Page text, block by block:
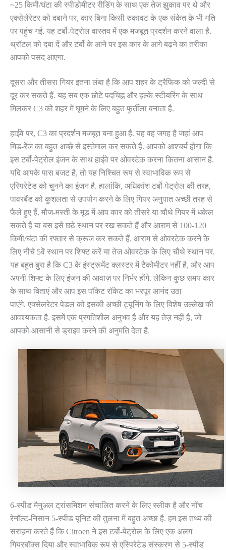
~25 किमी/घंटा की स्पीडोमीटर रीडिंग के साथ एक तेज झुकाव पर थे और
एक्सेलेरेटर को दबाने पर, कार बिना किसी रुकावट के एक संकेत के भी गति
पर पहुंच गई. यह टर्बो-पेट्रोल वास्तव में एक मजबूत प्रदर्शन करने वाला है.
थ्रॉटल को दबा दें और टर्बो के आने पर इस कार के आगे बढ़ने का तरीका
आपको पसंद आएगा.
दूसरा और तीसरा गियर इतना लंबा है कि आप शहर के ट्रैफिक को जल्दी से
दूर कर सकते हैं. यह सब एक छोटे पदचिह्न और हल्के स्टीयरिंग के साथ
मिलकर C3 को शहर में घूमने के लिए बहुत फुर्तीला बनाता है.
हाईवे पर, C3 का प्रदर्शन मजबूत बना हुआ है. यह वह जगह है जहां आप
मिड-रेंज का बहुत अच्छे से इस्तेमाल कर सकते हैं. आपको आश्चर्य होगा कि
इस टर्बो-पेट्रोल इंजन के साथ हाईवे पर ओवरटेक करना कितना आसान है.
यदि आपके पास बजट है, तो यह निश्चित रूप से स्वाभाविक रूप से
एस्पिरेटेड को चुनने का इंजन है. हालांकि, अधिकांश टर्बो-पेट्रोल की तरह,
पावरबैंड को कुशलता से उपयोग करने के लिए गियर अनुपात अच्छी तरह से
फैले हुए हैं. मौज-मस्ती के मूड में आप कार को तीसरे या चौथे गियर में धकेल
सकते हैं या बस इसे छठे स्थान पर रख सकते हैं और आराम से 100-120
किमी/घंटा की रफ्तार से क्रूज कर सकते हैं. आराम से ओवरटेक करने के
लिए नीचे 5वें स्थान पर शिफ्ट करें या तेज ओवरटेक के लिए चौथे स्थान पर.
यह बहुत बुरा है कि C3 के इंस्ट्रूमेंट क्लस्टर में टैकोमीटर नहीं है, और आप
अपनी शिफ्ट के लिए इंजन की आवाज़ पर निर्भर होंगे. लेकिन कुछ समय कार
के साथ बिताएं और आप इस पॉकेट रॉकेट का भरपूर आनंद उठा
पाएंगे. एक्सेलरेटर पेडल को इसकी अच्छी ट्यूनिंग के लिए विशेष उल्लेख की
आवश्यकता है. इसमें एक प्रगतिशील अनुभव है और यह तेज़ नहीं है, जो
आपको आसानी से ड्राइव करने की अनुमति देता है.
6-स्पीड मैनुअल ट्रांसमिशन संचालित करने के लिए स्लीक है और नॉच
रेनॉल्ट-निसान 5-स्पीड यूनिट की तुलना में बहुत अच्छा है. हम इस तथ्य की
सराहना करते हैं कि Citroen ने इस टर्बो-पेट्रोल के लिए एक अलग
गियरबॉक्स दिया और स्वाभाविक रूप से एस्पिरेटेड संस्करण से 5-स्पीड